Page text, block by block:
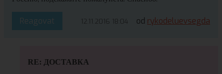
Reagovat 12.11.2016 18:04 od rykodeluevsegda
RE: ДОСТАВКА